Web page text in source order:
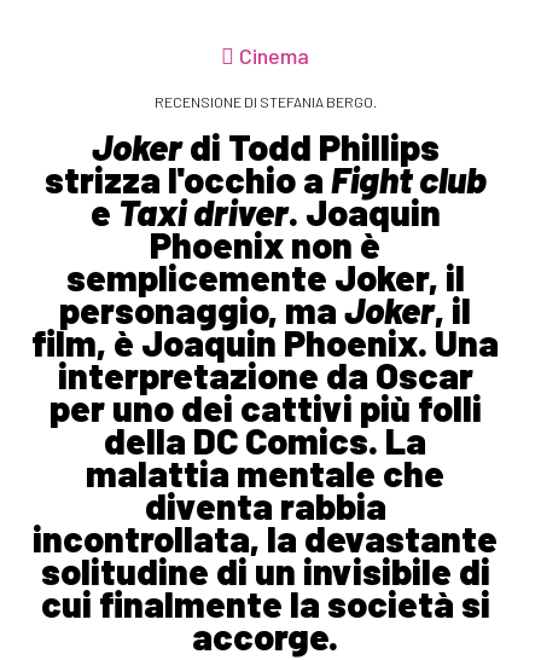
Cinema
RECENSIONE DI STEFANIA BERGO.
Jokerdi Todd Phillips
strizza l'occhio aFight club
e Taxi driver. Joaquin
Phoenix non è
semplicemente Joker, il
personaggio, maJoker, il
film, è Joaquin Phoenix. Una
interpretazione da Oscar
per uno dei cattivi più folli
della DC Comics. La
malattia mentale che
diventa rabbia
incontrollata, la devastante
solitudine di un invisibile di
cui finalmente la società si
accorge.